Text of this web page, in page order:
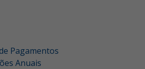
Pagamentos
Anuais